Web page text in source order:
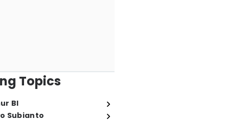
Topics
BI
Subianto